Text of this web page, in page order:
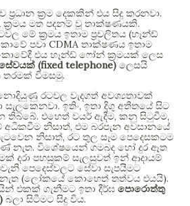
ප්‍රධාන ක්‍රම දෙකකින් එය සිදු කරනවා.
ක්‍රමය මත පදනම් වූ තාක්ෂණයකි.
මේ ක්‍රමය ඉතාම ප්‍රචලිතය (හෑන්ඩ්
පවා CDMA තාක්ෂණය ඉතාම
එය හෑන්ඩ් ෆෝන් ක්‍රමයක් ලෙස
(fixed telephone) ලෙසයි
තරමක් විමසමු.
රටවල වැදගත් අවශ්‍යතාවක්
සැලකෙනවා.ඉතිං,ඉතා දිගු අතීතයේ සිට
තිබ්බේ. එහෙත් වයර් ඇදීම, කනු සිටුවීම,
අධිකවීම නිසාත්, එම බරපැන අවසානයේ
නිසාත්, රට තුල සෑම පෙදෙසකටම
නැත. විශේෂයෙන් ගමබද හෝ දුර ඈත
දරා පහසුකම් සැලසුවත් ඉන් ආදායම්
පෙදෙස්වලට සේවා සැපයීමට
(ලෝකයේ කොහෙත් තත්වය එයයි).
එකක් ගැනීමට ඉතා දීර්ඝ පොරොත්තු
බලා සිටීමට සිදු විය.